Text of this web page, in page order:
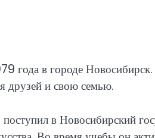
года в городе
друзей и свою семью.
в Новосибирский